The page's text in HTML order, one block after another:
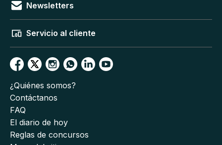
Newsletters
Servicio al cliente
¿Quiénes somos?
Contáctanos
FAQ
El diario de hoy
Reglas de concursos